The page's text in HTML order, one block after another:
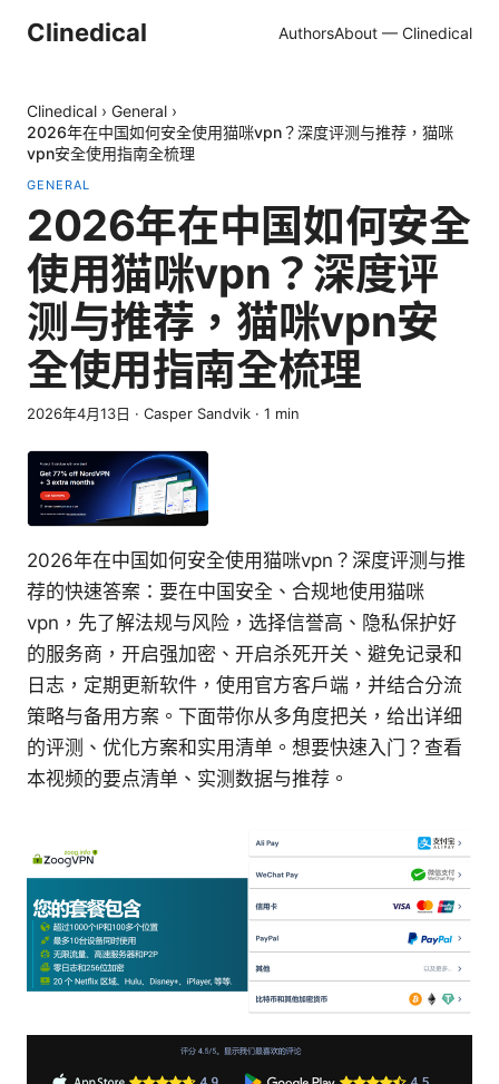
Clinedical AuthorsAbout — Clinedical
Clinedical › General ›
2026年在中国如何安全使用猫咪vpn？深度评测与推荐，猫咪
vpn安全使用指南全梳理
GENERAL
2026年在中国如何安全
使用猫咪vpn？深度评
测与推荐，猫咪vpn安
全使用指南全梳理
2026年4月13日 · Casper Sandvik · 1 min
2026年在中国如何安全使用猫咪vpn？深度评测与推
荐的快速答案：要在中国安全、合规地使用猫咪
vpn，先了解法规与风险，选择信誉高、隐私保护好
的服务商，开启强加密、开启杀死开关、避免记录和
日志，定期更新软件，使用官方客户端，并结合分流
策略与备用方案。下面带你从多角度把关，给出详细
的评测、优化方案和实用清单。想要快速入门？查看
本视频的要点清单、实测数据与推荐。